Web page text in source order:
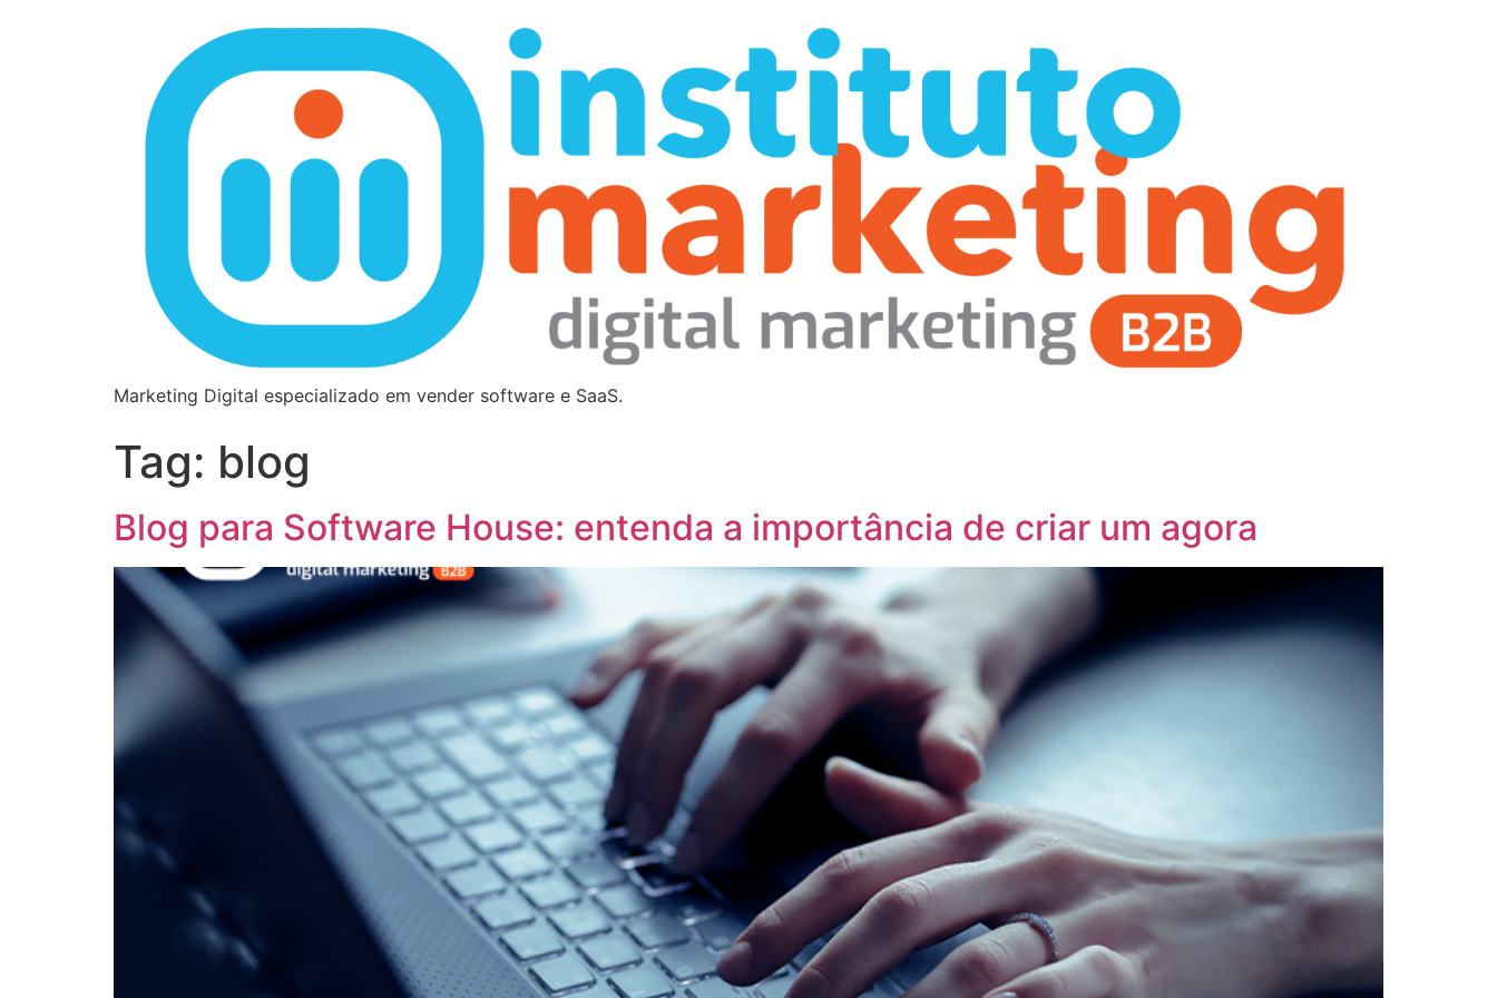
Marketing Digital especializado em vender software e SaaS.
Tag: blog
Blog para Software House: entenda a importância de criar um agora